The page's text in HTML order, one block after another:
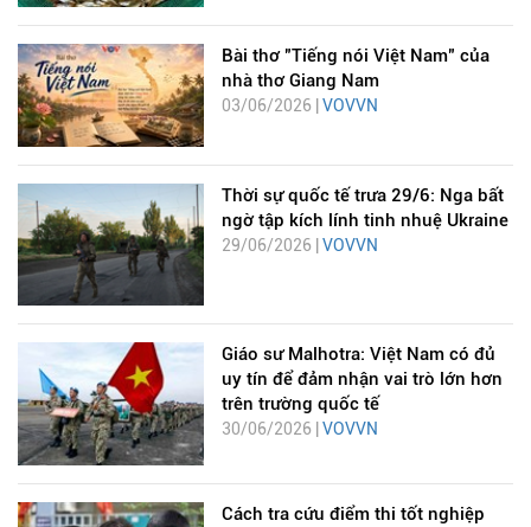
Bài thơ "Tiếng nói Việt Nam" của
nhà thơ Giang Nam
03/06/2026 |VOVVN
Thời sự quốc tế trưa 29/6: Nga bất
ngờ tập kích lính tinh nhuệ Ukraine
29/06/2026 | VOVVN
Giáo sư Malhotra: Việt Nam có đủ
uy tín để đảm nhận vai trò lớn hơn
trên trường quốc tế
30/06/2026 | VOVVN
Cách tra cứu điểm thi tốt nghiệp